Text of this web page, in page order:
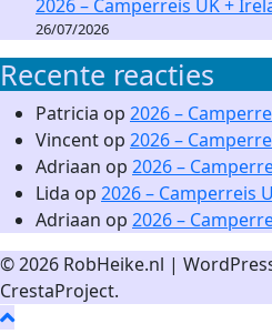
2026 – Camperreis UK +
26/07/2026
Recente reacties
Patricia op 2026 –
Vincent op 2026 –
Adriaan op 2026 –
Lida op 2026 – Camperreis
Adriaan op 2026 –
© 2026 RobHeike.nl |
CrestaProject.